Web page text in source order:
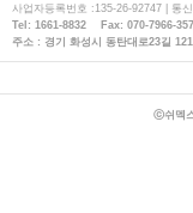
사업자등록번호 :135-26-92747 | 통
Tel: 1661-8832 Fax: 070-7966-
주소 : 경기 화성시 동탄대로23길
ⓒ쉬멕